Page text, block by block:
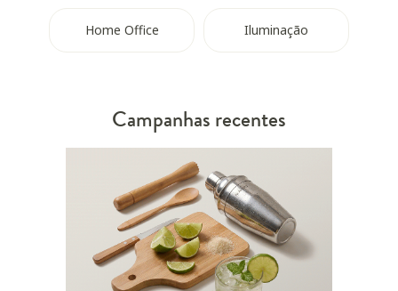
Home Office Iluminação
Campanhas recentes